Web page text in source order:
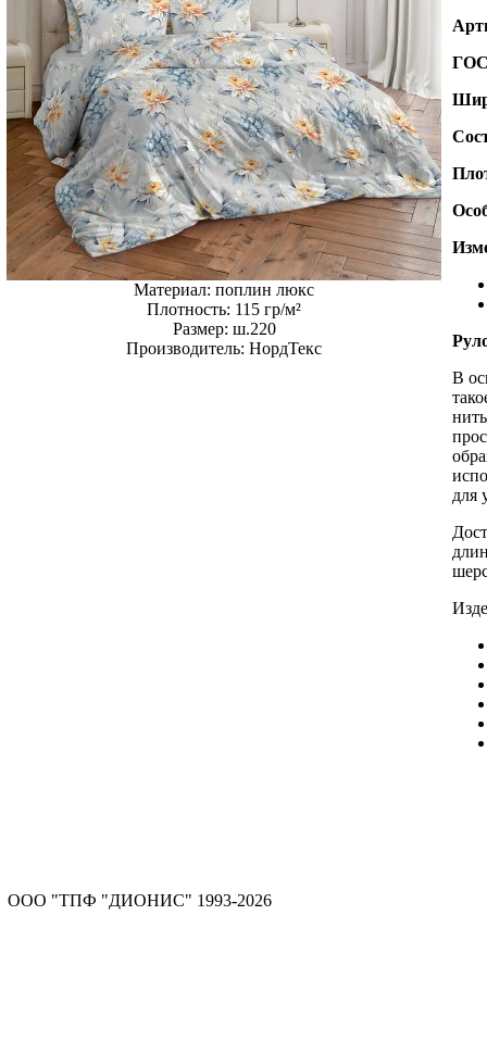
Материал: поплин люкс
Плотность: 115 гр/м²
Размер: ш.220
Производитель: НордТекс
В
для
ООО "ТПФ "ДИОНИС" 1993-2026